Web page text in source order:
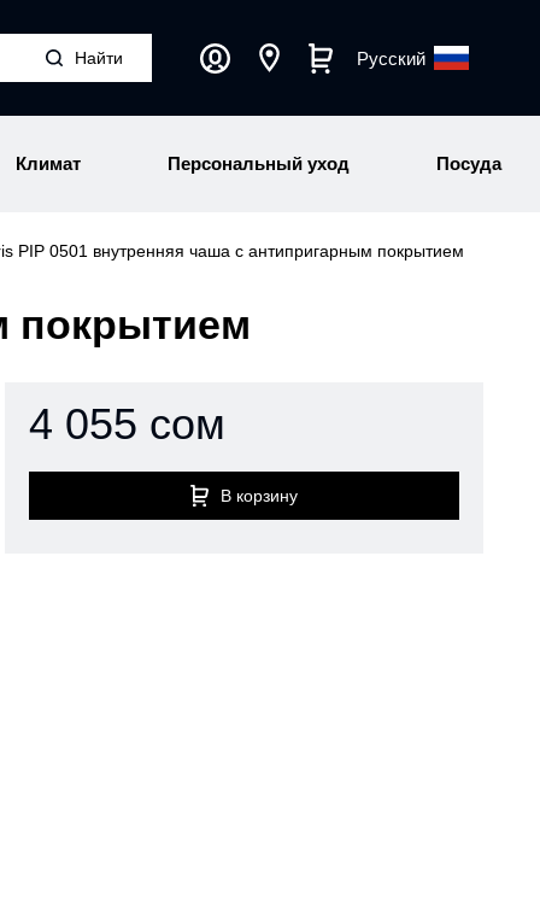
Русский
Климат Персональный уход Посуда
PIP 0501 внутренняя чаша с антипригарным покрытием
покрытием
4 055 сом
В корзину